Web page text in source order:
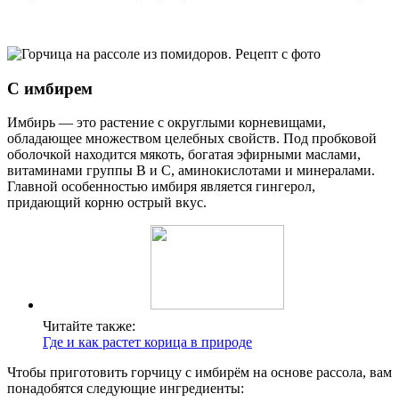
С имбирем
Имбирь — это растение с округлыми корневищами,
обладающее множеством целебных свойств. Под пробковой
оболочкой находится мякоть, богатая эфирными маслами,
витаминами группы В и С, аминокислотами и минералами.
Главной особенностью имбиря является гингерол,
придающий корню острый вкус.
Читайте также:
Где и как растет корица в природе
Чтобы приготовить горчицу с имбирём на основе рассола, вам
понадобятся следующие ингредиенты: